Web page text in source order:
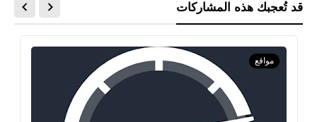
قد تُعجبك هذه المشاركات
مواقع